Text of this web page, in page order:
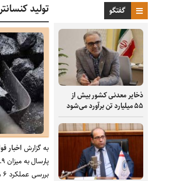
گفتگو
ذخایر معدنی کشور بیش از
۵۵ میلیارد تن برآورد می‌شود
تولید کنسانتره
به گزارش اخبار
پارسال به میزان ۷۸۶.۹ هزار تن ثبت شده بود.